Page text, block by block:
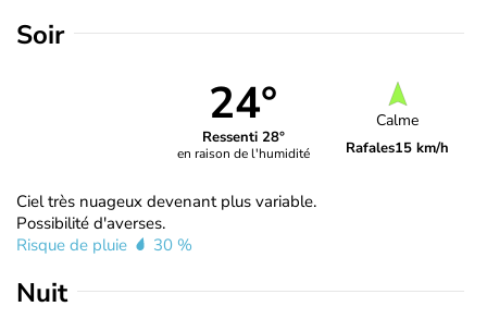
Soir
24°
Ressenti 28°
en raison de l'humidité
Calme
Rafales15 km/h
Ciel très nuageux devenant plus variable.
Possibilité d'averses.
Risque de pluie
30 %
Nuit